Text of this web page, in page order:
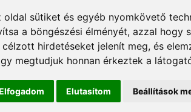
oldal sütiket és egyéb nyomkövető
a böngészési élményét, azzal hogy
célzott hirdetéseket jelenít meg, és
megtudjuk honnan érkeztek a
Elutasítom Beállítások
tájékoztató